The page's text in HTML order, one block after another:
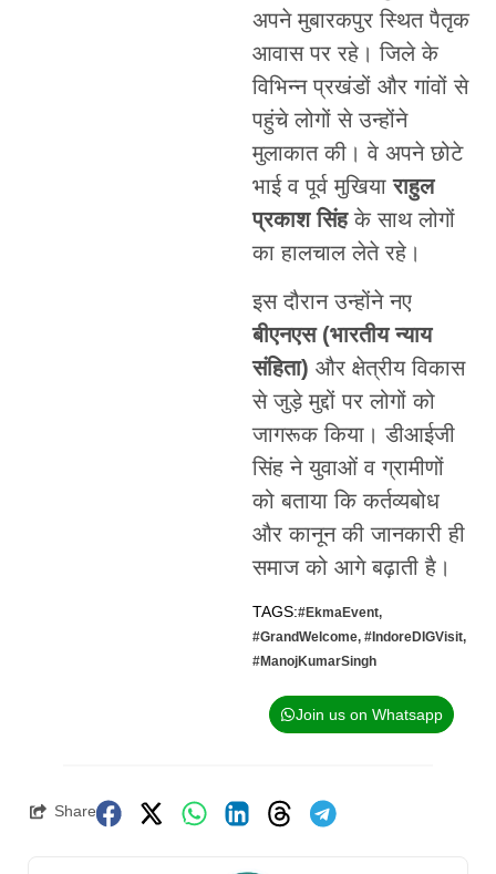
अपने मुबारकपुर स्थित पैतृक
आवास पर रहे। जिले के
विभिन्न प्रखंडों और गांवों से
पहुंचे लोगों से उन्होंने
मुलाकात की। वे अपने छोटे
भाई व पूर्व मुखियाराहुल
प्रकाश सिंहके साथ लोगों
का हालचाल लेते रहे।
इस दौरान उन्होंने नए
बीएनएस (भारतीय न्याय
संहिता) और क्षेत्रीय विकास
से जुड़े मुद्दों पर लोगों को
जागरूक किया। डीआईजी
सिंह ने युवाओं व ग्रामीणों
को बताया कि कर्तव्यबोध
और कानून की जानकारी ही
समाज को आगे बढ़ाती है।
TAGS:#EkmaEvent,
#GrandWelcome, #IndoreDIGVisit,
#ManojKumarSingh
Join us on Whatsapp
Share